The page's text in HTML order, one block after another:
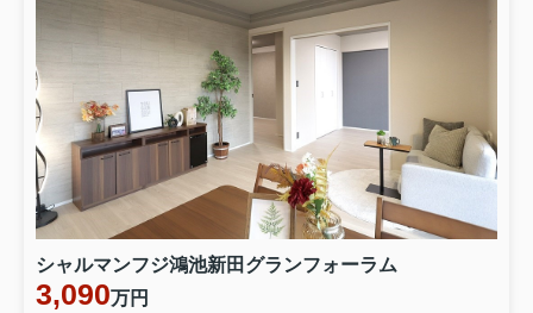
☆★☆成約御礼☆★☆
東大阪市永和３丁目 中古テラスハウ
スをご契約いただきましたこの度はミ
ーツ不動産をいただき誠にありがとう
ございます。無事ご成約に至ることが
でき大変嬉しく思っております。リフ
ォームでお時間を頂き恐縮ではご...
2026.06.28
☆★☆成約御礼☆★☆
東大阪市大蓮南４丁目 中古一戸建を
シャルマンフジ鴻池新田グランフォーラム
3,090万円